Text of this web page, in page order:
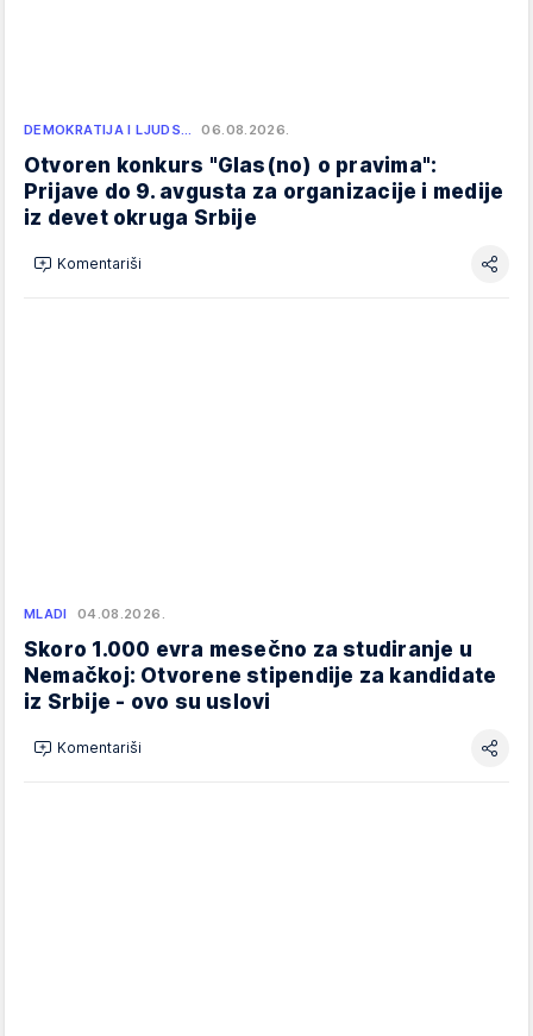
DEMOKRATIJA I LJUDS… 06.08.2026.
Otvoren konkurs "Glas(no) o pravima":
Prijave do 9. avgusta za organizacije i medije
iz devet okruga Srbije
Komentariši
MLADI 04.08.2026.
Skoro 1.000 evra mesečno za studiranje u
Nemačkoj: Otvorene stipendije za kandidate
iz Srbije - ovo su uslovi
Komentariši